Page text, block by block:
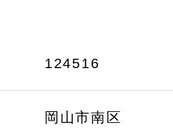
124516
岡山市南区